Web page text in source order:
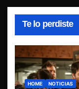
Te lo perdiste
HOME NOTICIAS